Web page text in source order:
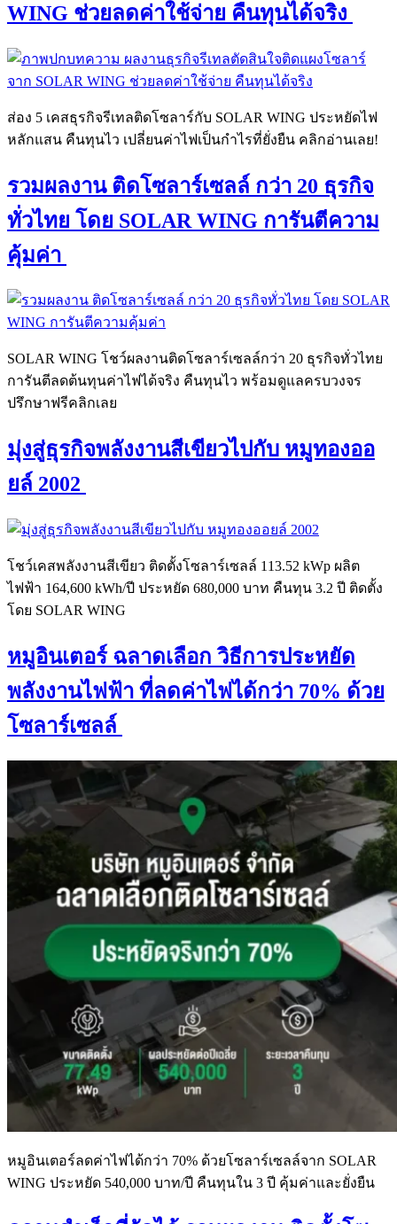
WING ช่วยลดค่าใช้จ่าย คืนทุนได้จริง
ส่อง 5 เคสธุรกิจรีเทลติดโซลาร์กับ SOLAR WING ประหยัดไฟ
หลักแสน คืนทุนไว เปลี่ยนค่าไฟเป็นกำไรที่ยั่งยืน คลิกอ่านเลย!
รวมผลงาน ติดโซลาร์เซลล์ กว่า 20 ธุรกิจ
ทั่วไทย โดย SOLAR WING การันตีความ
คุ้มค่า
SOLAR WING โชว์ผลงานติดโซลาร์เซลล์กว่า 20 ธุรกิจทั่วไทย
การันตีลดต้นทุนค่าไฟได้จริง คืนทุนไว พร้อมดูแลครบวงจร
ปรึกษาฟรีคลิกเลย
มุ่งสู่ธุรกิจพลังงานสีเขียวไปกับ หมูทองออ
ยล์ 2002
โชว์เคสพลังงานสีเขียว ติดตั้งโซลาร์เซลล์ 113.52 kWp ผลิต
ไฟฟ้า 164,600 kWh/ปี ประหยัด 680,000 บาท คืนทุน 3.2 ปี ติดตั้ง
โดย SOLAR WING
หมูอินเตอร์ ฉลาดเลือก วิธีการประหยัด
พลังงานไฟฟ้า ที่ลดค่าไฟได้กว่า 70% ด้วย
โซลาร์เซลล์
หมูอินเตอร์ลดค่าไฟได้กว่า 70% ด้วยโซลาร์เซลล์จาก SOLAR
WING ประหยัด 540,000 บาท/ปี คืนทุนใน 3 ปี คุ้มค่าและยั่งยืน